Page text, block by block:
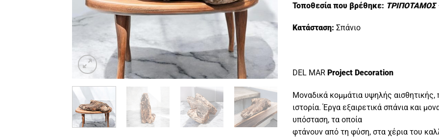
Τοποθεσία που βρέθηκε: ΤΡΙΠΟΤΑΜΟΣ
Κατάσταση: Σπάνιο
DEL MAR Project Decoration
Μοναδικά κομμάτια υψηλής
ιστορία. Έργα εξαιρετικά σπάνια και
υπόσταση, τα οποία
φτάνουν από τη φύση, στα χέρια του